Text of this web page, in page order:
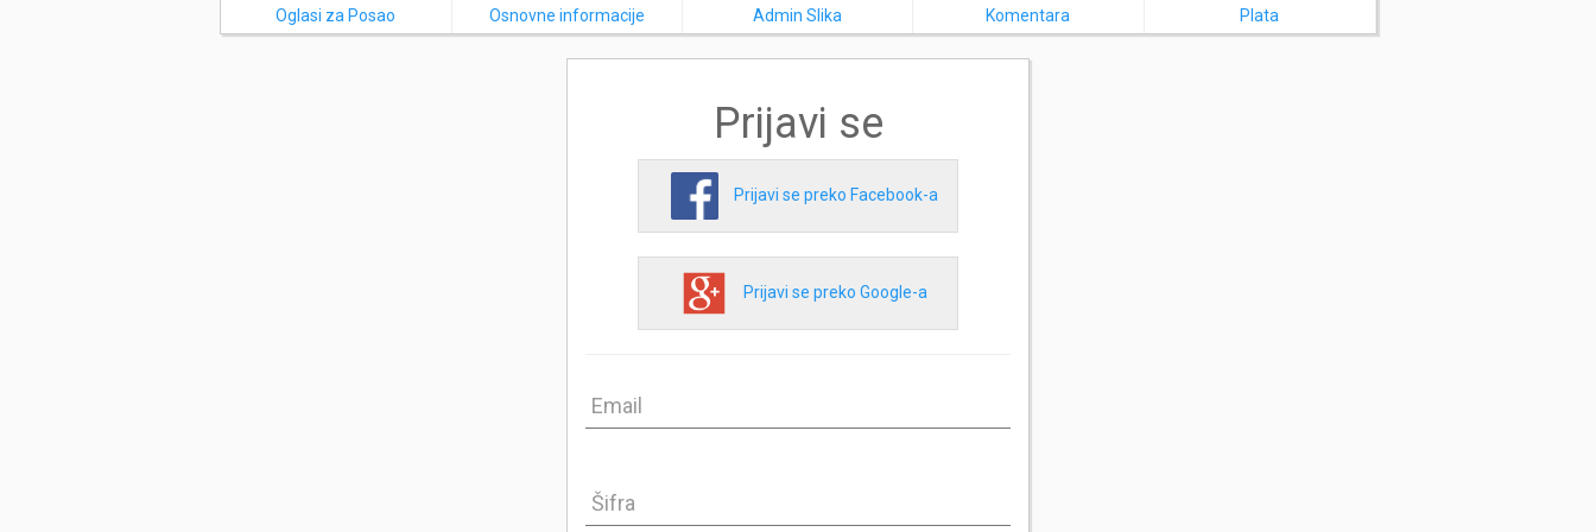
Oglasi za Posao Osnovne informacije Admin Slika Komentara Plata
Prijavi se
Prijavi se preko Facebook-a
Prijavi se preko Google-a
Email
Šifra